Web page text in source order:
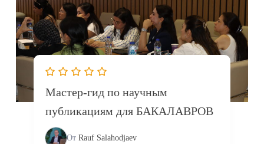
Мастер-гид по научным
публикациям для БАКАЛАВРОВ
От Rauf Salahodjaev